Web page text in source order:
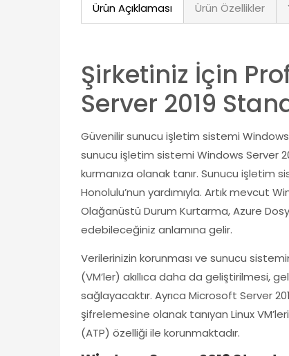
Ürün Açıklaması Ürün Özellikler
Şirketiniz İçin
Server 2019
Güvenilir sunucu işletim sistemi
sunucu işletim sistemi Windows Server
kurmanıza olanak tanır. Sunucu işletim
Honolulu’nun yardımıyla. Artık mevcut
Olağanüstü Durum Kurtarma, Azure
edebileceğiniz anlamına gelir.
Verilerinizin korunması ve sunucu
(VM’ler) akıllıca daha da geliştirilmesi,
sağlayacaktır. Ayrıca Microsoft Server
şifrelemesine olanak tanıyan Linux
(ATP) özelliği ile korunmaktadır.